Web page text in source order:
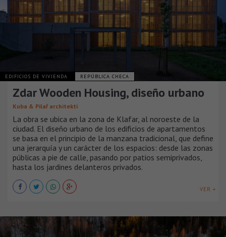
EDIFICIOS DE VIVIENDA REPÚBLICA CHECA
Zdar Wooden Housing, diseño urbano
Kuba & Pilař architekti
La obra se ubica en la zona de Klafar, al noroeste de la
ciudad. El diseño urbano de los edificios de apartamentos
se basa en el principio de la manzana tradicional, que define
una jerarquía y un carácter de los espacios: desde las zonas
públicas a pie de calle, pasando por patios semiprivados,
hasta los jardines delanteros privados.
VER +